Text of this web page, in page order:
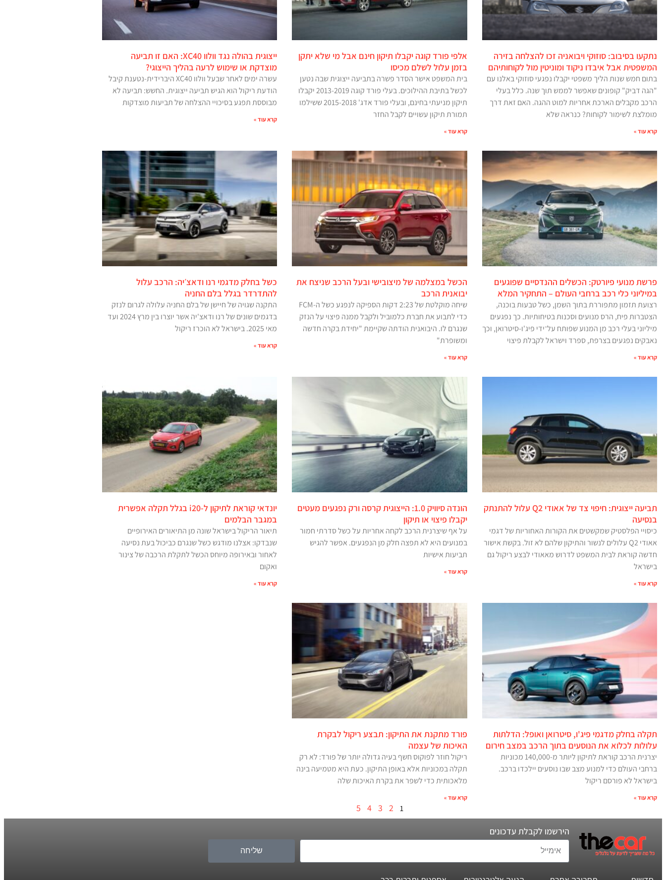
נתקעו בסיבוב: סוזוקי ויבואניה זכו להצלחה בזירה
המשפטית אבל איבדו ניקוד ומוניטין מול לקוחותיהם
בתום חמש שנות הליך משפטי יקבלו נפגעי סוזוקי באלנו עם
"הגה דביק" קופונים שאפשר לממש תוך שנה. כלל בעלי
הרכב מקבלים הארכת אחריות למוט ההגה. האם זאת דרך
מומלצת לשימור לקוחות? כנראה שלא
קרא עוד »
אלפי פורד קוגה יקבלו תיקון חינם אבל מי שלא יתקן
בזמן עלול לשלם מכיסו
בית המשפט אישר הסדר פשרה בתביעה ייצוגית שבה נטען
לכשל בתיבת ההילוכים. בעלי פורד קוגה 2013-2019 יקבלו
תיקון מניעתי בחינם, ובעלי פורד אדג' 2015-2018 ששילמו
תמורת תיקון עשויים לקבל החזר
קרא עוד »
ייצוגית בהולה נגד וולוו XC40: האם זו תביעה
מוצדקת או שימוש לרעה בהליך הייצוגי?
עשרה ימים לאחר שבעל וולוו XC40 היברידית-נטענת קיבל
הודעת ריקול הוא הגיש תביעה ייצוגית. החשש: תביעה לא
מבוססת תפגע בסיכויי ההצלחה של תביעות מוצדקות
קרא עוד »
פרשת מנועי פיורטק: הכשלים ההנדסיים שפוגעים
במיליוני כלי רכב ברחבי העולם – התחקיר המלא
רצועת תזמון מתפוררת בתוך השמן, כשל טבעות בוכנה,
הצטברות פיח, הרס מנועים וסכנות בטיחותיות. כך נפגעים
מיליוני בעלי רכב מן המנוע שפותח על־ידי פיג'ו-סיטרואן, וכך
נאבקים נפגעים בצרפת, ספרד וישראל לקבלת פיצוי
קרא עוד »
הכשל במצלמה של מיצובישי ובעל הרכב שניצח את
יבואנית הרכב
שיחה מוקלטת של 2:23 דקות הספיקה לנפגע כשל ה-FCM
כדי לתבוע את חברת כלמוביל ולקבל ממנה פיצוי על הנזק
שנגרם לו. היבואנית הודתה שקיימת "יחידת בקרה חדשה
ומשופרת"
קרא עוד »
כשל בחלק מדגמי רנו ודאצ׳יה: הרכב עלול
להתדרדר בגלל בלם החניה
התקנה שגויה של חיישן של בלם החניה עלולה לגרום לנזק
בדגמים שונים של רנו ודאצ'יה אשר יוצרו בין מרץ 2024 ועד
מאי 2025. בישראל לא הוכרז ריקול
קרא עוד »
תביעה ייצוגית: חיפוי צד של אאודי Q2 עלול להתנתק
בנסיעה
כיסויי הפלסטיק שמקשטים את הקורות האחוריות של דגמי
אאודי Q2 עלולים לנשור והתיקון שלהם לא זול. בקשת אישור
חדשה קוראת לבית המשפט לדרוש מאאודי לבצע ריקול גם
בישראל
קרא עוד »
הונדה סיוויק 1.0: הייצוגית קרסה ורק נפגעים מעטים
יקבלו פיצוי או תיקון
על אף שיצרנית הרכב לקחה אחריות על כשל סדרתי חמור
במנועים היא לא תפצה חלק מן הנפגעים. אפשר להגיש
תביעות אישיות
קרא עוד »
יונדאי קוראת לתיקון ל-i20 בגלל תקלה אפשרית
במגבר הבלמים
תיאור הריקול בישראל שונה מן התיאורים האירופיים
שנבדקו: אצלנו מודגש כשל שנגרם כביכול בעת נסיעה
לאחור ובאירופה מיוחס הכשל לתקלת הרכבה של צינור
ואקום
קרא עוד »
תקלה בחלק מדגמי פיג'ו, סיטרואן ואופל: הדלתות
עלולות לכלוא את הנוסעים בתוך הרכב במצב חירום
יצרנית הרכב קוראת לתיקון ליותר מ-140,000 מכוניות
ברחבי העולם כדי למנוע מצב שבו נוסעים יילכדו ברכב.
בישראל לא פורסם ריקול
קרא עוד »
פורד מתקנת את התיקון: תבצע ריקול לבקרת
האיכות של עצמה
ריקול חוזר לפוקוס חשף בעיה גדולה יותר של פורד: לא רק
תקלה במכוניות אלא באופן התיקון. כעת היא מטמיעה בינה
מלאכותית כדי לשפר את בקרת האיכות שלה
קרא עוד »
1
2
3
4
5
הירשמו לקבלת עדכונים
שליחה